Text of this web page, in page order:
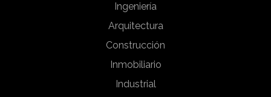
Ingeniería
Arquitectura
Construcción
Inmobiliario
Industrial